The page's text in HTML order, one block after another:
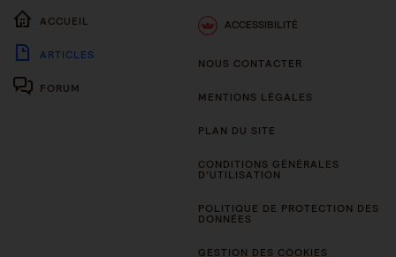
ACCUEIL
ARTICLES
FORUM
ACCESSIBILITÉ
NOUS CONTACTER
MENTIONS LÉGALES
PLAN DU SITE
CONDITIONS GÉNÉRALES
D’UTILISATION
POLITIQUE DE PROTECTION DES
DONNÉES
GESTION DES COOKIES